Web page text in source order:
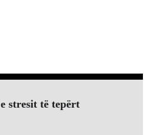
stresit të tepërt